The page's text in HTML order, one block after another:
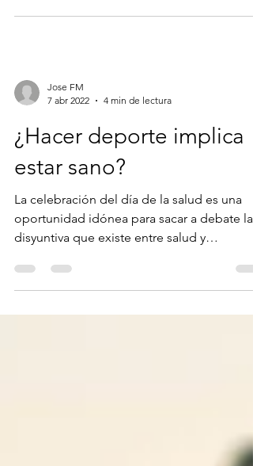
4 min de lectura
¿Hacer deporte implica
estar sano?
La celebración del día de la salud es una
oportunidad idónea para sacar a debate la
disyuntiva que existe entre salud y